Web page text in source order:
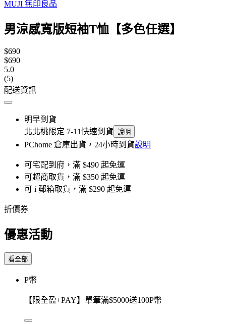
MUJI 無印良品
男涼感寬版短袖T恤【多色任選】
$690
$690
5.0
(5)
配送資訊
明早到貨
北北桃限定 7-11快速到貨 說明
PChome 倉庫出貨，24小時到貨說明
可宅配到府，滿 $490 起免運
可超商取貨，滿 $350 起免運
可 i 郵箱取貨，滿 $290 起免運
折價券
優惠活動
看全部
P幣
【限全盈+PAY】單筆滿$5000送100P幣